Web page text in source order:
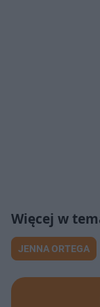
JENNA ORTEGA